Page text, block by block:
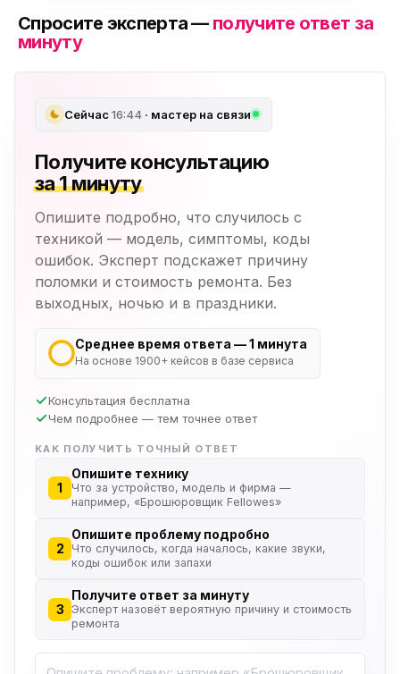
Спросите эксперта — получите ответ за
минуту
Сейчас16:44 · мастер на связи
Получите консультацию
за 1 минуту
Опишите подробно, что случилось с
техникой — модель, симптомы, коды
ошибок. Эксперт подскажет причину
поломки и стоимость ремонта. Без
выходных, ночью и в праздники.
Среднее время ответа — 1 минута
На основе 1900+ кейсов в базе сервиса
Консультация бесплатна
Чем подробнее — тем точнее ответ
КАК ПОЛУЧИТЬ ТОЧНЫЙ ОТВЕТ
1
Опишите технику
Что за устройство, модель и фирма —
например, «Брошюровщик Fellowes»
2
Опишите проблему подробно
Что случилось, когда началось, какие звуки,
коды ошибок или запахи
3
Получите ответ за минуту
Эксперт назовёт вероятную причину и стоимость
ремонта